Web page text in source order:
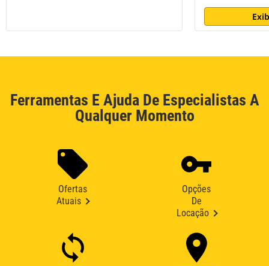
Ferramentas E Ajuda De Especialistas A
Qualquer Momento
Ofertas
Atuais
Opções
De
Locação